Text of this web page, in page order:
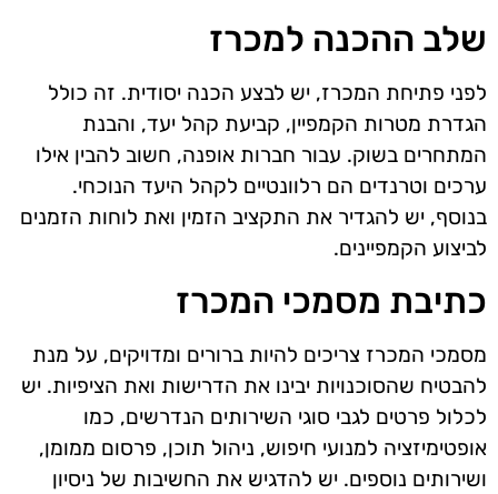
שלב ההכנה למכרז
לפני פתיחת המכרז, יש לבצע הכנה יסודית. זה כולל
הגדרת מטרות הקמפיין, קביעת קהל יעד, והבנת
המתחרים בשוק. עבור חברות אופנה, חשוב להבין אילו
ערכים וטרנדים הם רלוונטיים לקהל היעד הנוכחי.
בנוסף, יש להגדיר את התקציב הזמין ואת לוחות הזמנים
לביצוע הקמפיינים.
כתיבת מסמכי המכרז
מסמכי המכרז צריכים להיות ברורים ומדויקים, על מנת
להבטיח שהסוכנויות יבינו את הדרישות ואת הציפיות. יש
לכלול פרטים לגבי סוגי השירותים הנדרשים, כמו
אופטימיזציה למנועי חיפוש, ניהול תוכן, פרסום ממומן,
ושירותים נוספים. יש להדגיש את החשיבות של ניסיון